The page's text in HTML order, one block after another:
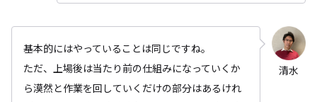
基本的にはやっていることは同じですね。
ただ、上場後は当たり前の仕組みになっていくか
ら漠然と作業を回していくだけの部分はあるけれ
清水